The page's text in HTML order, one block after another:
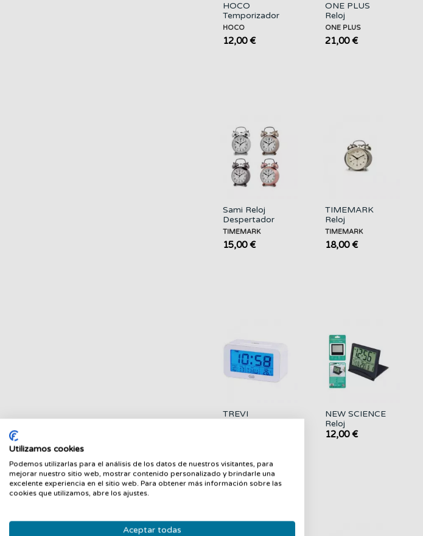
HOCO
Temporizador
Digital HX43
Azul
HOCO
12,00 €
ONE PLUS
Reloj
Despertador
Digital NR9249
con Luz Led
ONE PLUS
21,00 €
Sami Reloj
Despertador
Analogico con
Campana
Metalico
TIMEMARK
15,00 €
TIMEMARK
Reloj
Despertador de
Campana
Metalico
TIMEMARK
18,00 €
TREVI
Grandes Blanco
con...
NEW SCIENCE
Reloj
Despertador
12,00 €
Utilizamos cookies
Podemos utilizarlas para el análisis de los datos de nuestros visitantes, para
mejorar nuestro sitio web, mostrar contenido personalizado y brindarle una
excelente experiencia en el sitio web. Para obtener más información sobre las
cookies que utilizamos, abre los ajustes.
Aceptar todas